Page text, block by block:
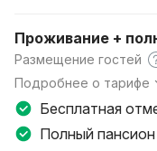
Проживание +
Размещение гостей
Подробнее о тарифе
Для детей в
без предоставления
взимается.
Бесплатная
Полный пансион